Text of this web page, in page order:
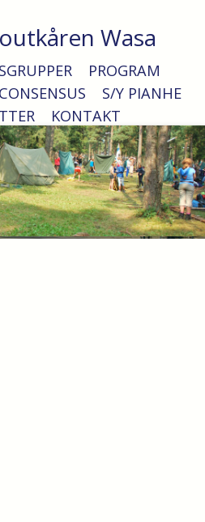
Wasa
PROGRAM
S/Y PIANHE
KONTAKT